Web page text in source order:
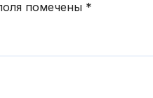
помечены *